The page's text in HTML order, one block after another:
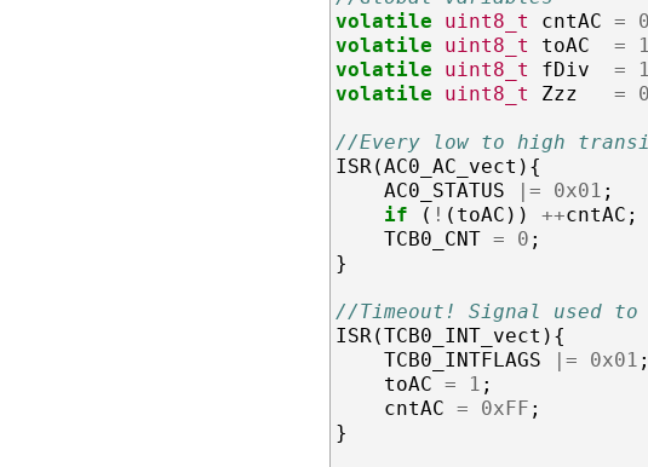
volatile
uint8_t cntAC = 0
volatile
uint8_t toAC = 1
volatile
uint8_t fDiv =
volatile
uint8_t Zzz = 0
//Every low to high
ISR(AC0_AC_vect ){
AC0_STATUS
|= 0x01 ;
if
( ! ( toAC )) ++cntAC ;
TCB0_CNT = 0 ;
}
//Timeout! Signal used to
ISR(TCB0_INT_vect ){
TCB0_INTFLAGS
|= 0x01 ;
toAC = 1 ;
cntAC = 0xFF ;
}